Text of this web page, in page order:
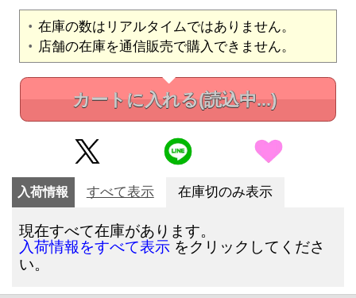
在庫の数はリアルタイムではありません。
店舗の在庫を通信販売で購入できません。
カートに入れる(読込中...)
入荷情報 すべて表示 在庫切のみ表示
現在すべて在庫があります。
入荷情報をすべて表示 をクリックしてくださ
い。